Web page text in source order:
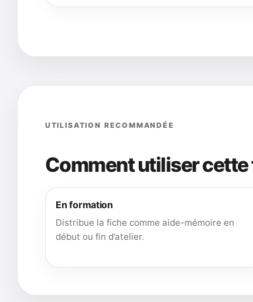
UTILISATION RECOMMANDÉE
Comment utiliser
En formation
Distribue la fiche comme aide-mémoire en
début ou fin d’atelier.